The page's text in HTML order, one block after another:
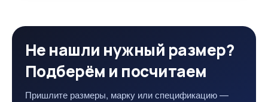
Не нашли нужный размер?
Подберём и посчитаем
Пришлите размеры, марку или спецификацию —